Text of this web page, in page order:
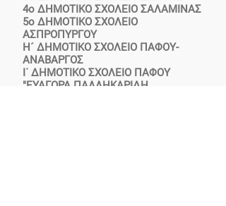
4ο ΔΗΜΟΤΙΚΟ ΣΧΟΛΕΙΟ ΣΑΛΑΜΙΝΑΣ
5ο ΔΗΜΟΤΙΚΟ ΣΧΟΛΕΙΟ
ΑΣΠΡΟΠΥΡΓΟΥ
Η´ ΔΗΜΟΤΙΚΟ ΣΧΟΛΕΙΟ ΠΑΦΟΥ-
ΑΝΑΒΑΡΓΟΣ
Ι΄ ΔΗΜΟΤΙΚΟ ΣΧΟΛΕΙΟ ΠΑΦΟΥ
"ΕΥΑΓΟΡΑ ΠΑΛΛΗΚΑΡΙΔΗ